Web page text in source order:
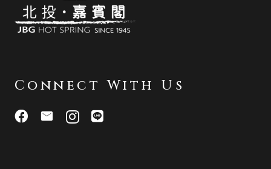
Connect With Us